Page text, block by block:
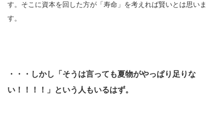
す。そこに資本を回した方が「寿命」を考えれば賢いとは思いま
す。
・・・しかし「そうは言っても夏物がやっぱり足りな
い！！！！」という人もいるはず。